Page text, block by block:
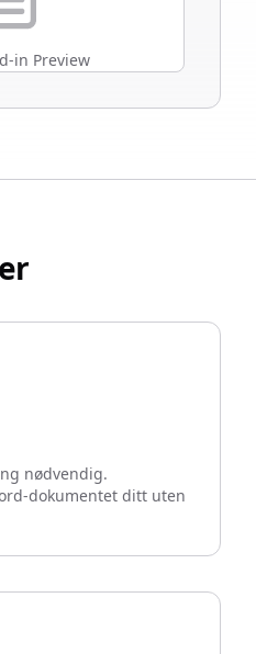
in Preview
nødvendig.
dokumentet ditt uten